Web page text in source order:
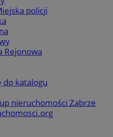
policji
Rejonowa
do katalogu
nieruchomości Zabrze